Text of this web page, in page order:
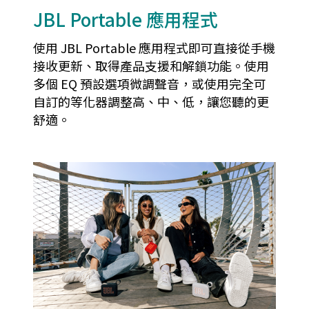
JBL Portable 應用程式
使用 JBL Portable 應用程式即可直接從手機
接收更新、取得產品支援和解鎖功能。使用
多個 EQ 預設選項微調聲音，或使用完全可
自訂的等化器調整高、中、低，讓您聽的更
舒適。